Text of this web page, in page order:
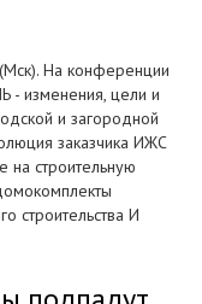
На конференции
- изменения, цели и
и загородной
заказчика ИЖС
на строительную
строительства И